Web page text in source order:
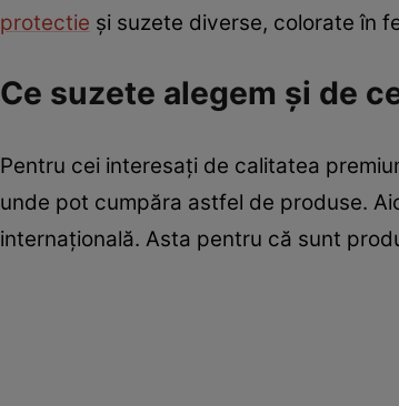
protectie și suzete diverse, colorate în
Ce suzete alegem și de
Pentru cei interesați de calitatea
unde pot cumpăra astfel de produse.
internațională. Asta pentru că sunt